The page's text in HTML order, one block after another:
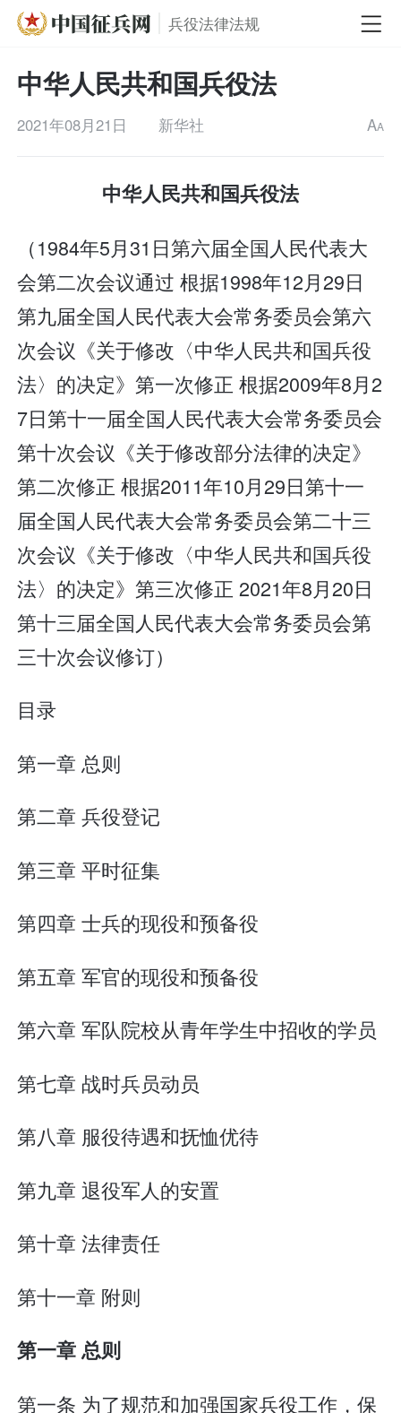
兵役法律法规
中华人民共和国兵役法
2021年08月21日 新华社 AA
中华人民共和国兵役法
（1984年5月31日第六届全国人民代表大
会第二次会议通过 根据1998年12月29日
第九届全国人民代表大会常务委员会第六
次会议《关于修改〈中华人民共和国兵役
法〉的决定》第一次修正 根据2009年8月2
7日第十一届全国人民代表大会常务委员会
第十次会议《关于修改部分法律的决定》
第二次修正 根据2011年10月29日第十一
届全国人民代表大会常务委员会第二十三
次会议《关于修改〈中华人民共和国兵役
法〉的决定》第三次修正 2021年8月20日
第十三届全国人民代表大会常务委员会第
三十次会议修订）
目录
第一章 总则
第二章 兵役登记
第三章 平时征集
第四章 士兵的现役和预备役
第五章 军官的现役和预备役
第六章 军队院校从青年学生中招收的学员
第七章 战时兵员动员
第八章 服役待遇和抚恤优待
第九章 退役军人的安置
第十章 法律责任
第十一章 附则
第一章 总则
第一条 为了规范和加强国家兵役工作，保